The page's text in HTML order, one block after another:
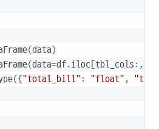
(data)
(data=df. iloc [tbl_cols : ,
({"total_bill" : "float" , "tip"